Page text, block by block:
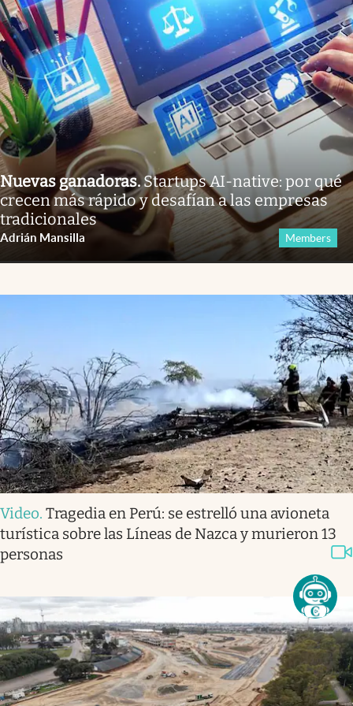
Nuevas ganadoras.Startups AI-native: por qué
crecen más rápido y desafían a las empresas
tradicionales
Adrián Mansilla Members
Video. Tragedia en Perú: se estrelló una avioneta
turística sobre las Líneas de Nazca y murieron 13
personas